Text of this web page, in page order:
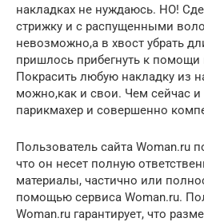
накладках не нуждаюсь. НО!
стрижку и с распущенными
невозможно,а в хвост убрать
пришлось прибегнуть к помощи
Покрасить любую накладку из
можно,как и свои. Чем сейчас
парикмахер и совершенно
Пользователь сайта Woman.ru
что он несет полную
материалы, частично или
помощью сервиса Woman.ru.
Woman.ru гарантирует, что